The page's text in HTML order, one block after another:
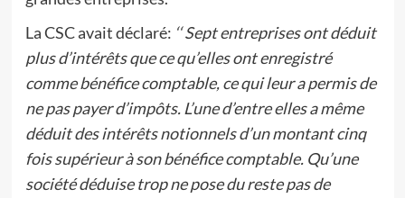
La CSC avait déclaré: ‘‘ Sept entreprises ont déduit
plus d’intérêts que ce qu’elles ont enregistré
comme bénéfice comptable, ce qui leur a permis de
ne pas payer d’impôts. L’une d’entre elles a même
déduit des intérêts notionnels d’un montant cinq
fois supérieur à son bénéfice comptable. Qu’une
société déduise trop ne pose du reste pas de